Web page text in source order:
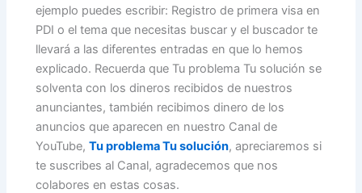
ejemplo puedes escribir: Registro de primera visa en
PDI o el tema que necesitas buscar y el buscador te
llevará a las diferentes entradas en que lo hemos
explicado. Recuerda que Tu problema Tu solución se
solventa con los dineros recibidos de nuestros
anunciantes, también recibimos dinero de los
anuncios que aparecen en nuestro Canal de
YouTube,Tu problema Tu solución, apreciaremos si
te suscribes al Canal, agradecemos que nos
colabores en estas cosas.